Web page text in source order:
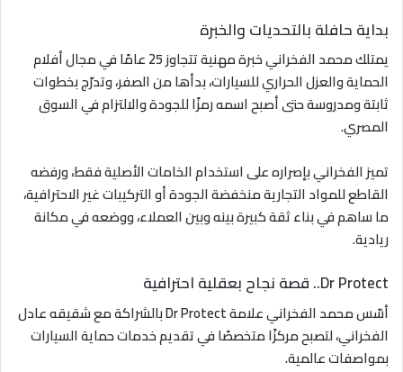
بداية حافلة بالتحديات والخبرة
يمتلك محمد الفخراني خبرة مهنية تتجاوز 25 عامًا في مجال أفلام
الحماية والعزل الحراري للسيارات، بدأها من الصفر، وتدرّج بخطوات
ثابتة ومدروسة حتى أصبح اسمه رمزًا للجودة والالتزام في السوق
المصري.
تميز الفخراني بإصراره على استخدام الخامات الأصلية فقط، ورفضه
القاطع للمواد التجارية منخفضة الجودة أو التركيبات غير الاحترافية،
ما ساهم في بناء ثقة كبيرة بينه وبين العملاء، ووضعه في مكانة
ريادية.
Dr Protect.. قصة نجاح بعقلية احترافية
أسّس محمد الفخراني علامة Dr Protect بالشراكة مع شقيقه عادل
الفخراني، لتصبح مركزًا متخصصًا في تقديم خدمات حماية السيارات
بمواصفات عالمية.